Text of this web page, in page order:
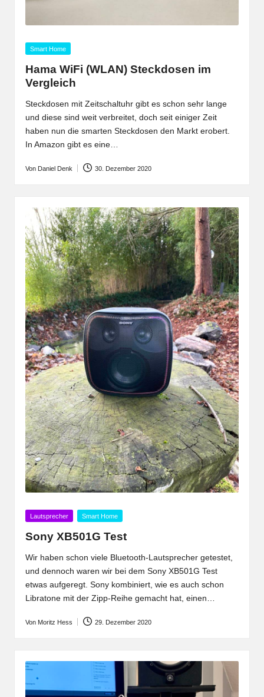
Posted
Smart Home
Hama WiFi (WLAN) Steckdosen im
Vergleich
Steckdosen mit Zeitschaltuhr gibt es schon sehr lange
und diese sind weit verbreitet, doch seit einiger Zeit
haben nun die smarten Steckdosen den Markt erobert.
In Amazon gibt es eine…
Von Daniel Denk 30. Dezember 2020
Posted
Lautsprecher Smart Home
Sony XB501G Test
Wir haben schon viele Bluetooth-Lautsprecher getestet,
und dennoch waren wir bei dem Sony XB501G Test
etwas aufgeregt. Sony kombiniert, wie es auch schon
Libratone mit der Zipp-Reihe gemacht hat, einen…
Von Moritz Hess 29. Dezember 2020